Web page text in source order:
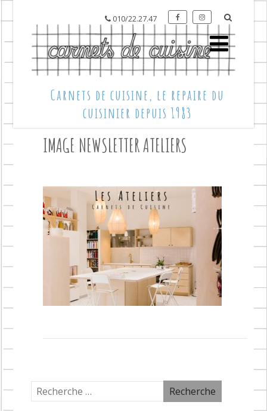
010/22.27.47
Carnets de cuisine, le repaire du
cuisinier depuis 1983
IMAGE NEWSLETTER ATELIERS